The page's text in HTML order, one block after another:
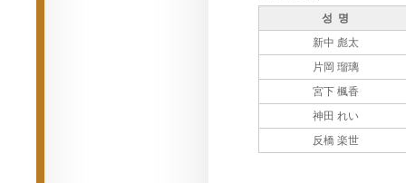
성 명
新中 彪太
片岡 瑠璃
宮下 楓香
神田 れい
反橋 楽世